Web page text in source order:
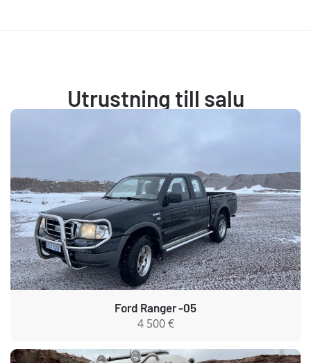
Utrustning till salu
Ford Ranger -05
4 500 €